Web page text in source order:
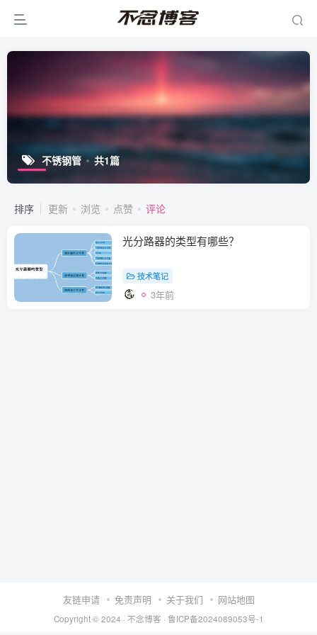
不锈钢管 共1篇
排序 更新 浏览 点赞 评论
光分路器的类型有哪些？
技术笔记
3年前
友链申请 免责声明 关于我们 网站地图
Copyright © 2024 · 不念博客 · 鲁ICP备2024089053号-1